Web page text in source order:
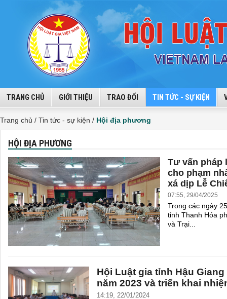
TRANG CHỦ GIỚI THIỆU TRAO ĐỔI TIN TỨC - SỰ KIỆN
Trang chủ / Tin tức - sự kiện / Hội địa phương
HỘI ĐỊA PHƯƠNG
Tư vấn pháp
cho phạm
xá dịp Lễ
07:55, 29/04/2025
Trong các ngày
tỉnh Thanh Hóa
và Trại...
Hội Luật gia tỉnh Hậu
năm 2023 và triển khai
14:19, 22/01/2024